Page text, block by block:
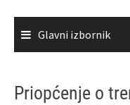
Glavni izbornik
Priopćenje o